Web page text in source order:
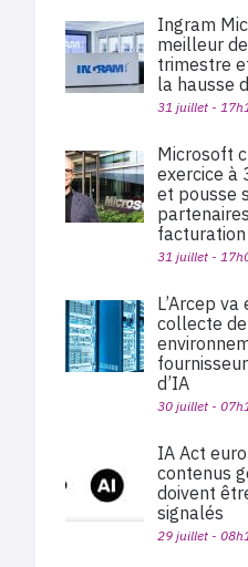
Ingram
meilleur
trimestre
la hausse
31 juillet -
Microsoft
exercice à
et pousse
facturation
31 juillet -
L’Arcep
collecte
d’IA
30 juillet -
IA Act
contenus
doivent
signalés
29 juillet -